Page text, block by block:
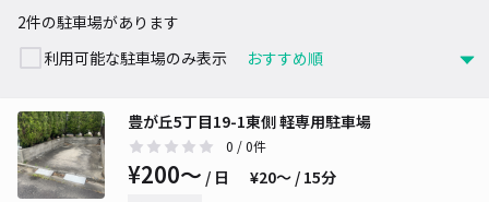
2件の駐車場があります
利用可能な駐車場のみ表示
豊が丘5丁目19-1東側 軽専用駐車場
0 / 0件
¥200〜 / 日 ¥20〜 / 15分